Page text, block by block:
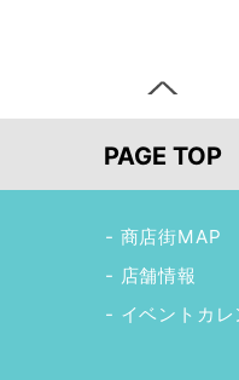
PAGE TOP
商店街MAP
店舗情報
イベントカレ